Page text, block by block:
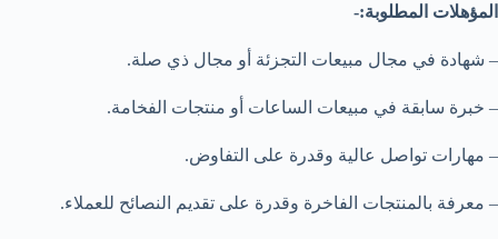
المؤهلات المطلوبة:-
– شهادة في مجال مبيعات التجزئة أو مجال ذي صلة.
– خبرة سابقة في مبيعات الساعات أو منتجات الفخامة.
– مهارات تواصل عالية وقدرة على التفاوض.
– معرفة بالمنتجات الفاخرة وقدرة على تقديم النصائح للعملاء.